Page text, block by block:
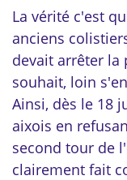
La vérité c'est
anciens
devait arrêter la
souhait, loin
Ainsi, dès le 18
aixois en
second tour de
clairement fait